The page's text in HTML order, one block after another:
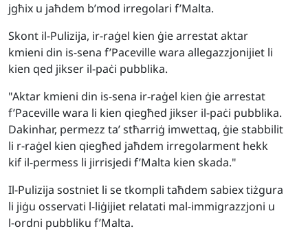
jgħix u jaħdem b’mod irregolari f’Malta.
Skont il-Pulizija, ir-raġel kien ġie arrestat aktar
kmieni din is-sena f’Paceville wara allegazzjonijiet li
kien qed jikser il-paċi pubblika.
"Aktar kmieni din is-sena ir-raġel kien ġie arrestat
f’Paceville wara li kien qiegħed jikser il-paċi pubblika.
Dakinhar, permezz ta’ stħarriġ imwettaq, ġie stabbilit
li r-raġel kien qiegħed jaħdem irregolarment hekk
kif il-permess li jirrisjedi f’Malta kien skada."
Il-Pulizija sostniet li se tkompli taħdem sabiex tiżgura
li jiġu osservati l-liġijiet relatati mal-immigrazzjoni u
l-ordni pubbliku f’Malta.